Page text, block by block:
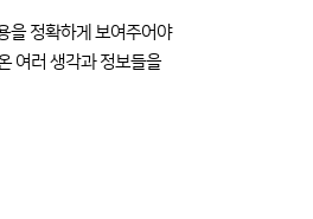
을 정확하게 보여주어야
여러 생각과 정보들을